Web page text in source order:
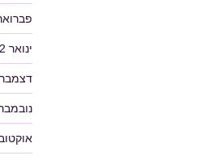
פברואר
ינואר 2022
דצמבר 2021
נובמבר
אוקטובר